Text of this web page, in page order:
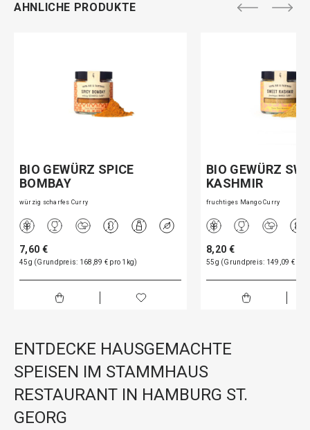
AHNLICHE PRODUKTE
BIO GEWÜRZ SPICE
BOMBAY
würzig scharfes Curry
7,60 €
45g (Grundpreis: 168,89 € pro 1kg)
BIO GEWÜRZ
KASHMIR
fruchtiges Mango Curry
8,20 €
55g (Grundpreis: 149,09 € pro
ENTDECKE HAUSGEMACHTE
SPEISEN IM STAMMHAUS
RESTAURANT IN HAMBURG ST.
GEORG